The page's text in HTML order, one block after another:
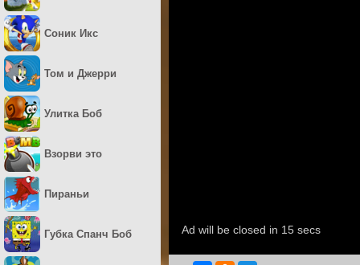
Соник Икс
Том и Джерри
Улитка Боб
Взорви это
Пираньи
Губка Спанч Боб